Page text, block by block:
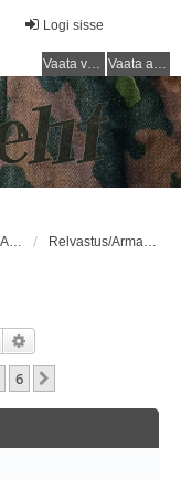
Logi sisse
Vaata vastamata teemasi Vaata aktiivseid teemasid
VARUSTUS (SAKSA SÕJAVÄGI) / EQUIPMENT (GERMAN ARMY) Relvastus/Armament
Otsi
6